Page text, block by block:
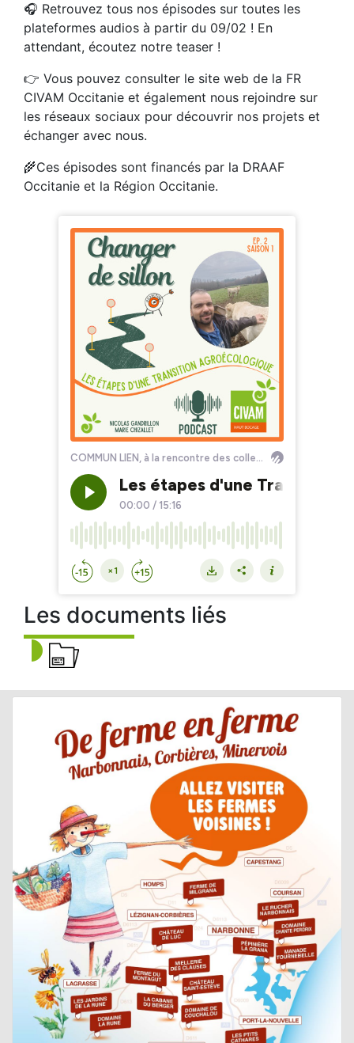
🎧 Retrouvez tous nos épisodes sur toutes les
plateformes audios à partir du 09/02 ! En
attendant, écoutez notre teaser !
👉 Vous pouvez consulter le site web de la FR
CIVAM Occitanie et également nous rejoindre sur
les réseaux sociaux pour découvrir nos projets et
échanger avec nous.
🌾Ces épisodes sont financés par la DRAAF
Occitanie et la Région Occitanie.
Les documents liés